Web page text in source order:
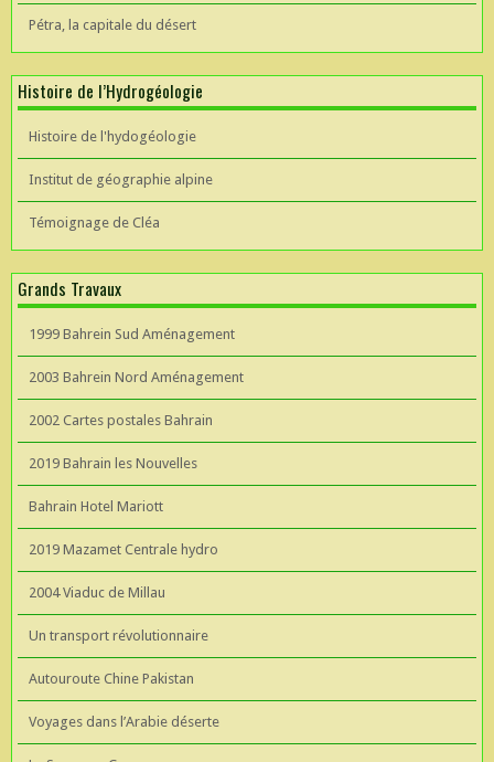
Pétra, la capitale du désert
Histoire de l’Hydrogéologie
Histoire de l'hydogéologie
Institut de géographie alpine
Témoignage de Cléa
Grands Travaux
1999 Bahrein Sud Aménagement
2003 Bahrein Nord Aménagement
2002 Cartes postales Bahrain
2019 Bahrain les Nouvelles
Bahrain Hotel Mariott
2019 Mazamet Centrale hydro
2004 Viaduc de Millau
Un transport révolutionnaire
Autouroute Chine Pakistan
Voyages dans l’Arabie déserte